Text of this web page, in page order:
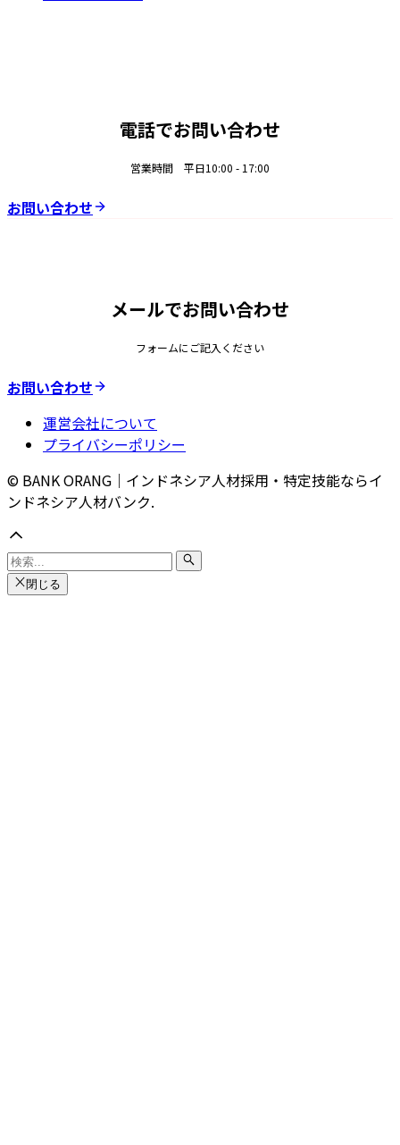
電話でお問い合わせ
営業時間 平日10:00 - 17:00
お問い合わせ
メールでお問い合わせ
フォームにご記入ください
お問い合わせ
運営会社について
プライバシーポリシー
© BANK ORANG｜インドネシア人材採用・特定技能ならイ
ンドネシア人材バンク.
閉じる